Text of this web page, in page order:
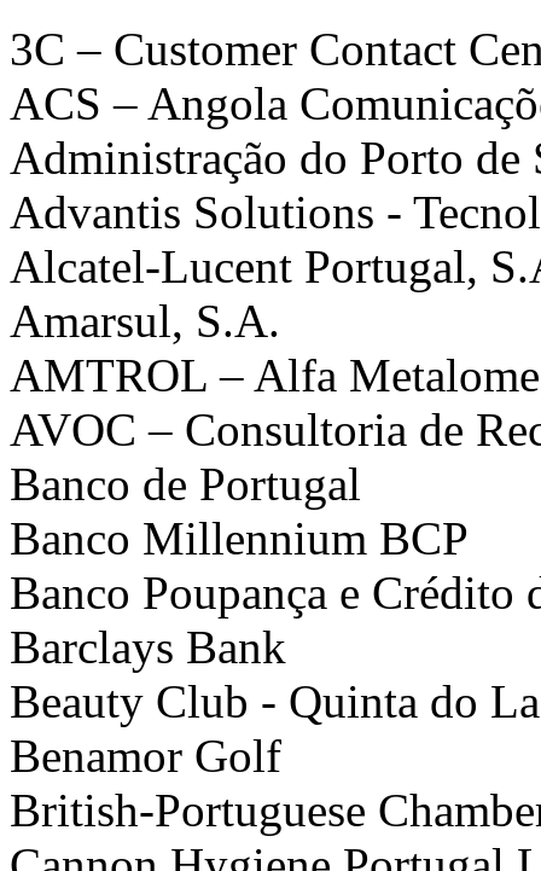
3C – Customer Contact
ACS – Angola
Administração do Porto de
Advantis Solutions -
Alcatel-Lucent Portugal,
Amarsul, S.A.
AMTROL – Alfa
AVOC – Consultoria de
Banco de Portugal
Banco Millennium BCP
Banco Poupança e Crédito
Barclays Bank
Beauty Club - Quinta do
Benamor Golf
British-Portuguese